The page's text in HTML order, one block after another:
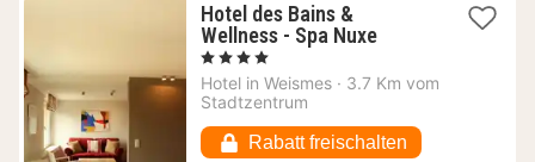
Hotel des Bains &
Wellness - Spa Nuxe1
ab
, 4 Sterne
Hotel in Weismes · 3.7 Km vom
Stadtzentrum
Rabatt freischalten